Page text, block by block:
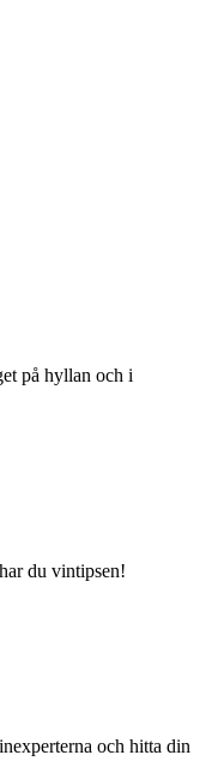
på hyllan och i
du vintipsen!
och hitta din